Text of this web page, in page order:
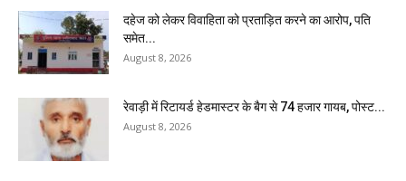
दहेज को लेकर विवाहिता को प्रताड़ित करने का आरोप, पति
समेत...
August 8, 2026
रेवाड़ी में रिटायर्ड हेडमास्टर के बैग से ₹74 हजार गायब, पोस्ट...
August 8, 2026